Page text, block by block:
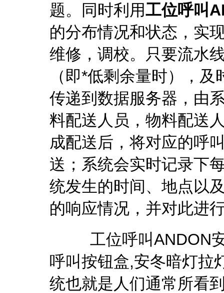
题。同时利用工位呼叫
的分布情况和状态，实
维修，调校。只要流水
（即*低剩余量时），
传递到数据服务器，由
料配送人员，物料配送
成配送后，将对应的呼
送；系统会实时记录下
统发生的时间、地点以
的响应情况，并对此进
工位呼叫ANDON安
呼叫按钮盒,安冬暗灯拉
统也就是人们通常所看